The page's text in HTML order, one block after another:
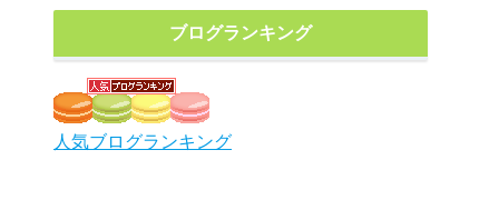
ブログランキング
人気ブログランキング